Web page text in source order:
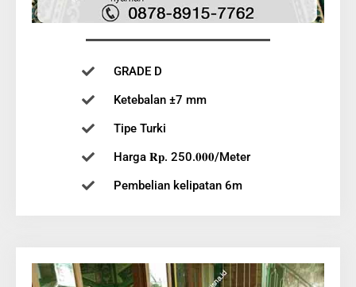
GRADE D
Ketebalan ±7 mm
Tipe Turki
Harga 𝐑𝐩. 250.𝟎𝟎𝟎/Meter
Pembelian kelipatan 6m